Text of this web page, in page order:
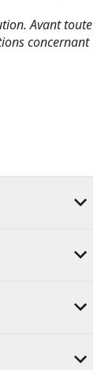
Avant toute
concernant